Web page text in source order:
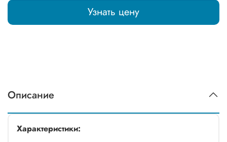
Узнать цену
Описание
Характеристики: